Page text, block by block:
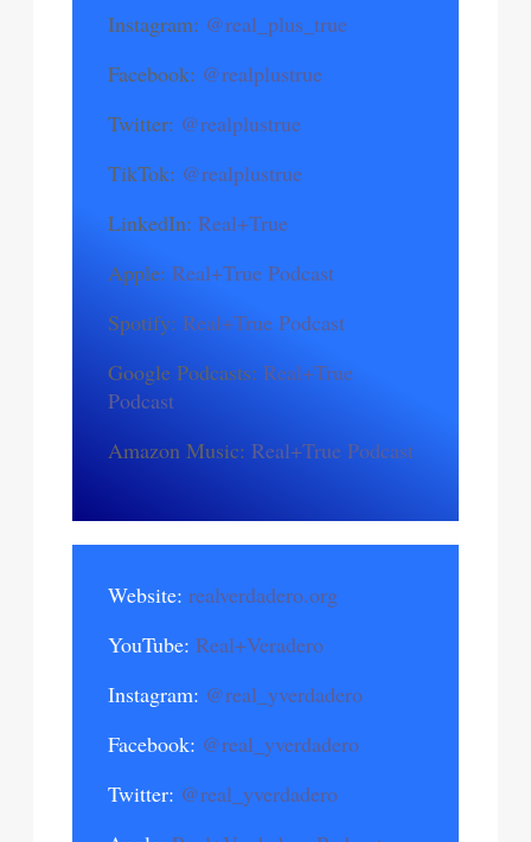
Instagram: @real_plus_true
Facebook: @realplustrue
Twitter: @realplustrue
TikTok: @realplustrue
LinkedIn: Real+True
Apple: Real+True Podcast
Spotify: Real+True Podcast
Google Podcasts: Real+True
Podcast
Amazon Music: Real+True Podcast
Website: realverdadero.org
YouTube: Real+Veradero
Instagram: @real_yverdadero
Facebook: @real_yverdadero
Twitter: @real_yverdadero